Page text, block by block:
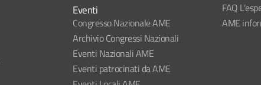
Eventi
Congresso Nazionale AME
Archivio Congressi Nazionali
Eventi Nazionali AME
Eventi patrocinati da AME
FAQ
AME